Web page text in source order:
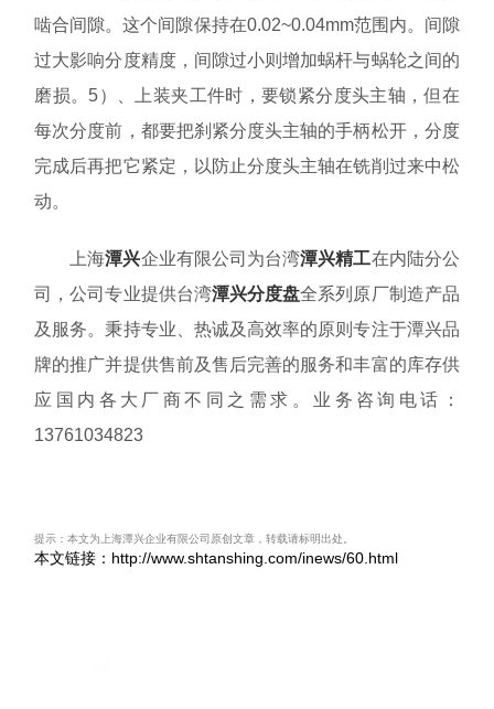
啮合间隙。这个间隙保持在0.02~0.04mm范围内。间隙
过大影响分度精度，间隙过小则增加蜗杆与蜗轮之间的
磨损。 5）、上装夹工件时，要锁紧分度头主轴，但在
每次分度前，都要把刹紧分度头主轴的手柄松开，分度
完成后再把它紧定，以防止分度头主轴在铣削过来中松
动。
上海潭兴企业有限公司为台湾潭兴精工在内陆分公
司，公司专业提供台湾潭兴分度盘全系列原厂制造产品
及服务。秉持专业、热诚及高效率的原则专注于潭兴品
牌的推广并提供售前及售后完善的服务和丰富的库存供
应国内各大厂商不同之需求。业务咨询电话：
13761034823
提示：本文为上海潭兴企业有限公司原创文章，转载请标明出处。
本文链接：http://www.shtanshing.com/inews/60.html